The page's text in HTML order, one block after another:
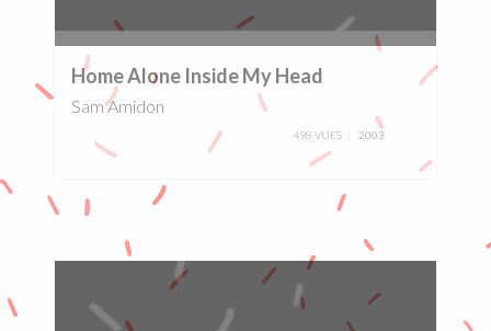
Home Alone Inside My Head
Sam Amidon
498 VUES 2003